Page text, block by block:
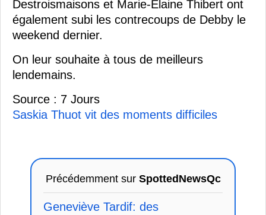
Destroismaisons et Marie-Élaine Thibert ont
également subi les contrecoups de Debby le
weekend dernier.
On leur souhaite à tous de meilleurs
lendemains.
Source : 7 Jours
Saskia Thuot vit des moments difficiles
Précédemment sur SpottedNewsQc
Geneviève Tardif: des